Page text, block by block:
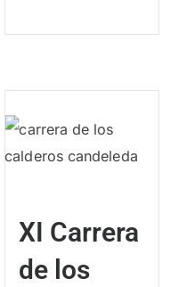
XI Carrera
de los